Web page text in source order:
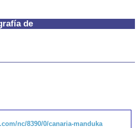
de
nc/8390/0/canaria-manduka